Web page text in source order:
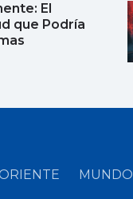
El
que Podría
MUNDO